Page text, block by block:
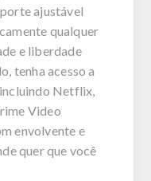
ajustável
qualquer
e liberdade
tenha acesso a
Netflix,
Video
envolvente e
quer que você